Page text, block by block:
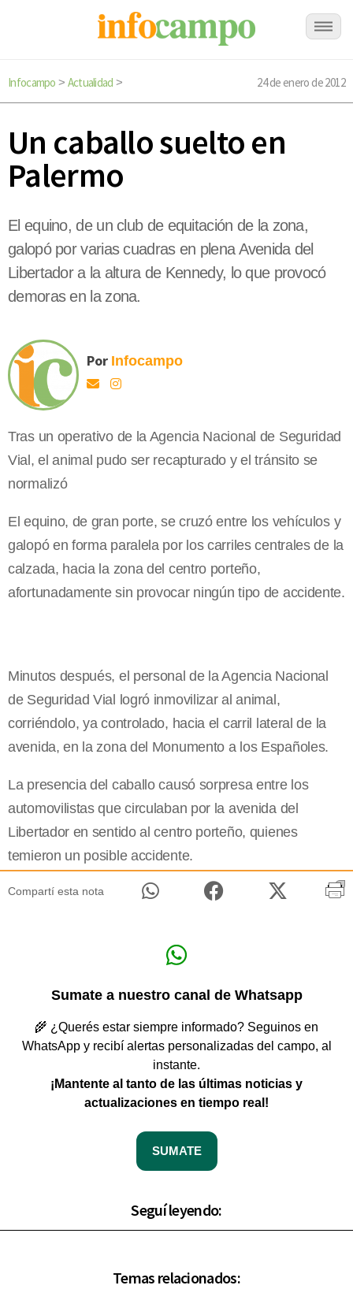
Infocampo > Actualidad > 24 de enero de 2012
Un caballo suelto en
Palermo
El equino, de un club de equitación de la zona,
galopó por varias cuadras en plena Avenida del
Libertador a la altura de Kennedy, lo que provocó
demoras en la zona.
Por Infocampo
Tras un operativo de la Agencia Nacional de Seguridad
Vial, el animal pudo ser recapturado y el tránsito se
normalizó
El equino, de gran porte, se cruzó entre los vehículos y
galopó en forma paralela por los carriles centrales de la
calzada, hacia la zona del centro porteño,
afortunadamente sin provocar ningún tipo de accidente.
Minutos después, el personal de la Agencia Nacional
de Seguridad Vial logró inmovilizar al animal,
corriéndolo, ya controlado, hacia el carril lateral de la
avenida, en la zona del Monumento a los Españoles.
La presencia del caballo causó sorpresa entre los
automovilistas que circulaban por la avenida del
Libertador en sentido al centro porteño, quienes
temieron un posible accidente.
Compartí esta nota
Sumate a nuestro canal de Whatsapp
🌾 ¿Querés estar siempre informado? Seguinos en
WhatsApp y recibí alertas personalizadas del campo, al
instante.
¡Mantente al tanto de las últimas noticias y
actualizaciones en tiempo real!
SUMATE
Seguí leyendo:
Temas relacionados: